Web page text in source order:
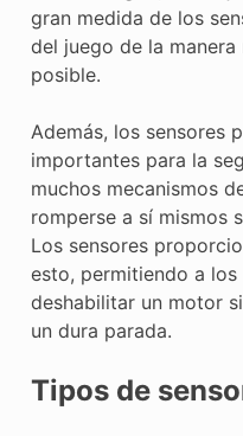
gran medida de los
del juego de la
posible.
Además, los sensores
importantes para la
muchos mecanismos
romperse a sí mismos
Los sensores
esto, permitiendo a
deshabilitar un motor
un dura parada.
Tipos de